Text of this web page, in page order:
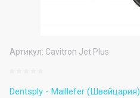
Артикул: Cavitron Jet Plus
Dentsply - Maillefer (Швейцария)